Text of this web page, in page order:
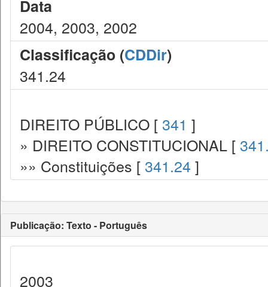
Data
2004, 2003, 2002
Classificação (CDDir)
341.24
DIREITO PÚBLICO [ 341 ]
» DIREITO CONSTITUCIONAL [
»» Constituições [ 341.24 ]
Publicação: Texto - Português
2003